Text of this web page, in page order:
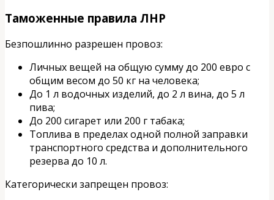
Таможенные правила ЛНР
Безпошлинно разрешен провоз:
Личных вещей на общую сумму до 200 евро с
общим весом до 50 кг на человека;
До 1 л водочных изделий, до 2 л вина, до 5 л
пива;
До 200 сигарет или 200 г табака;
Топлива в пределах одной полной заправки
транспортного средства и дополнительного
резерва до 10 л.
Категорически запрещен провоз: